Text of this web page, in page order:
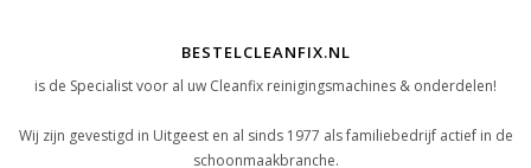
BESTELCLEANFIX.NL
is de Specialist voor al uw Cleanfix reinigingsmachines & onderdelen!
Wij zijn gevestigd in Uitgeest en al sinds 1977 als familiebedrijf actief in de
schoonmaakbranche.